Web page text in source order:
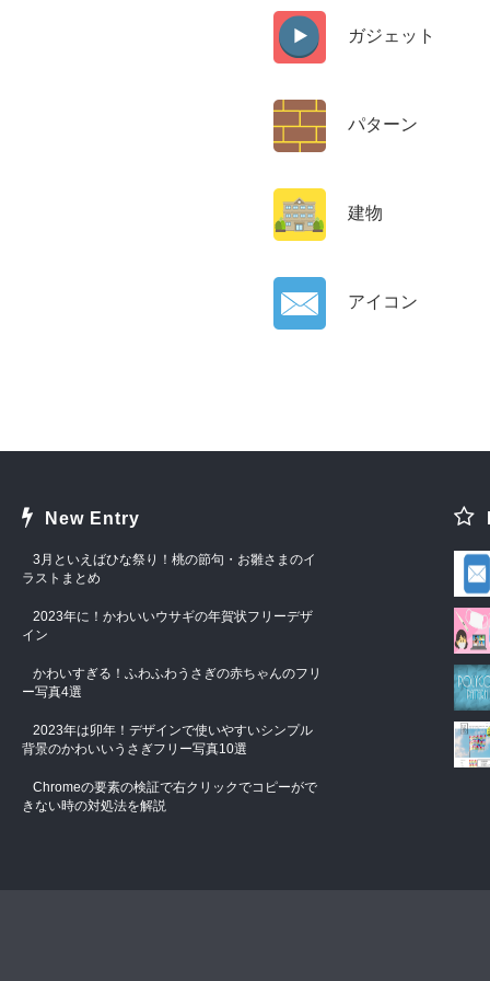
ガジェット
パターン
建物
アイコン
New Entry
3月といえばひな祭り！桃の節句・お雛さまのイ
ラストまとめ
2023年に！かわいいウサギの年賀状フリーデザ
イン
かわいすぎる！ふわふわうさぎの赤ちゃんのフリ
ー写真4選
2023年は卯年！デザインで使いやすいシンプル
背景のかわいいうさぎフリー写真10選
Chromeの要素の検証で右クリックでコピーがで
きない時の対処法を解説